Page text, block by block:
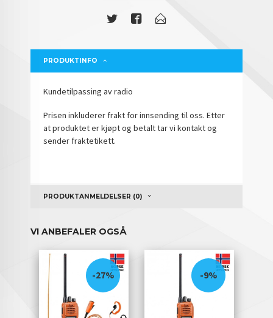
PRODUKTINFO
Kundetilpassing av radio
Prisen inkluderer frakt for innsending til oss. Etter
at produktet er kjøpt og betalt tar vi kontakt og
sender fraktetikett.
PRODUKTANMELDELSER (0)
VI ANBEFALER OGSÅ
-27% -9%